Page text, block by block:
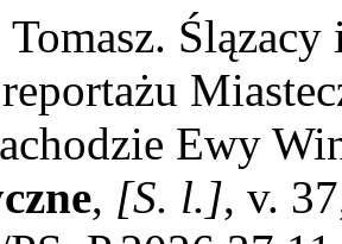
Ewy
, [S. l.], v.